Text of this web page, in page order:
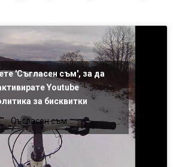
'Съгласен съм', за да
Youtube
за бисквитки
Съгласен съм